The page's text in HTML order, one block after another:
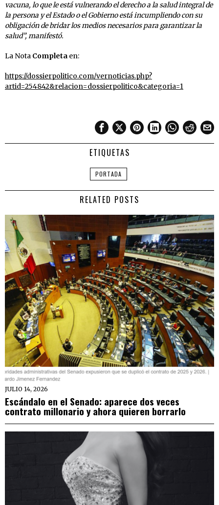
vacuna, lo que le está vulnerando el derecho a la salud integral de
la persona y el Estado o el Gobierno está incumpliendo con su
obligación de bridar los medios necesarios para garantizar la
salud”, manifestó.
La Nota Completa en:
https://dossierpolitico.com/vernoticias.php?
artid=254842&relacion=dossierpolitico&categoria=1
ETIQUETAS
PORTADA
RELATED POSTS
JULIO 14, 2026
Escándalo en el Senado: aparece dos veces
contrato millonario y ahora quieren borrarlo